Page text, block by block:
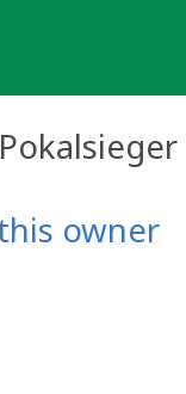
owner